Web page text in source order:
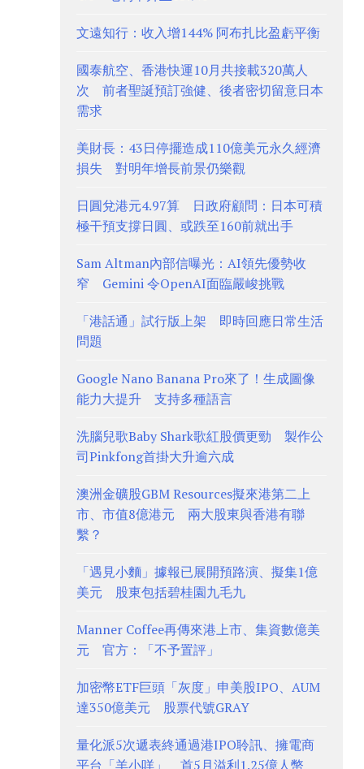
文遠知行：收入增144% 阿布扎比盈虧平衡
國泰航空、香港快運10月共接載320萬人
次 前者聖誕預訂強健、後者密切留意日本
需求
美財長：43日停擺造成110億美元永久經濟
損失 對明年增長前景仍樂觀
日圓兌港元4.97算 日政府顧問：日本可積
極干預支撐日圓、或跌至160前就出手
Sam Altman內部信曝光：AI領先優勢收
窄 Gemini 令OpenAI面臨嚴峻挑戰
「港話通」試行版上架 即時回應日常生活
問題
Google Nano Banana Pro來了！生成圖像
能力大提升 支持多種語言
洗腦兒歌Baby Shark歌紅股價更勁 製作公
司Pinkfong首掛大升逾六成
澳洲金礦股GBM Resources擬來港第二上
市、市值8億港元 兩大股東與香港有聯
繫？
「遇見小麵」據報已展開預路演、擬集1億
美元 股東包括碧桂園九毛九
Manner Coffee再傳來港上市、集資數億美
元 官方：「不予置評」
加密幣ETF巨頭「灰度」申美股IPO、AUM
達350億美元 股票代號GRAY
量化派5次遞表終通過港IPO聆訊、擁電商
平台「羊小咩」 首5月溢利1.25億人幣